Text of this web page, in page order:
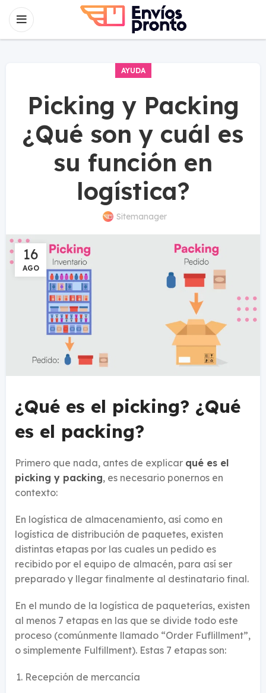
AYUDA
Picking y Packing
¿Qué son y cuál es
su función en
logística?
Sitemanager
16
AGO
¿Qué es el picking? ¿Qué
es el packing?
Primero que nada, antes de explicar qué es el
picking y packing, es necesario ponernos en
contexto:
En logística de almacenamiento, así como en
logística de distribución de paquetes, existen
distintas etapas por las cuales un pedido es
recibido por el equipo de almacén, para así ser
preparado y llegar finalmente al destinatario final.
En el mundo de la logística de paqueterías, existen
al menos 7 etapas en las que se divide todo este
proceso (comúnmente llamado “Order Fuflillment”,
o simplemente Fulfillment). Estas 7 etapas son:
Recepción de mercancía